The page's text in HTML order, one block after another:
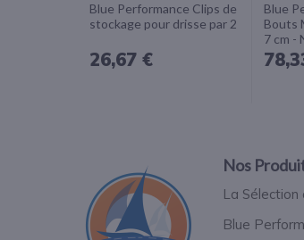
Blue Performance Clips de
stockage pour drisse par 2
26,67 €
Blue
Bouts
7 cm -
Nos
La
Blue